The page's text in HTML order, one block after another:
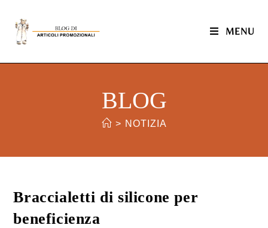
MENU
BLOG
> NOTIZIA
Braccialetti di silicone per
beneficienza